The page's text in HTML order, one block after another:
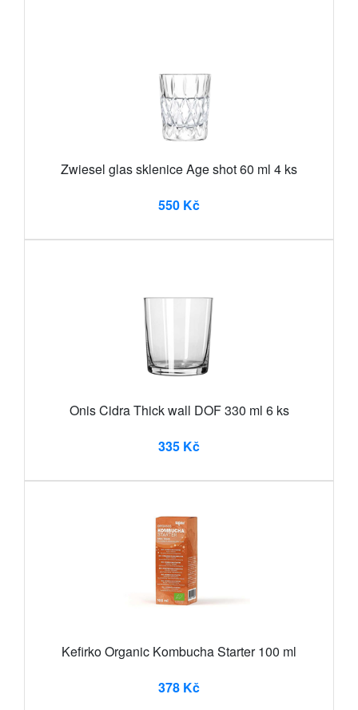
Zwiesel glas sklenice Age shot 60 ml 4 ks
550 Kč
Onis Cidra Thick wall DOF 330 ml 6 ks
335 Kč
Kefirko Organic Kombucha Starter 100 ml
378 Kč